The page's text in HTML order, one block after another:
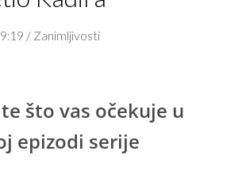
/ Zanimljivosti
što vas očekuje u
epizodi serije